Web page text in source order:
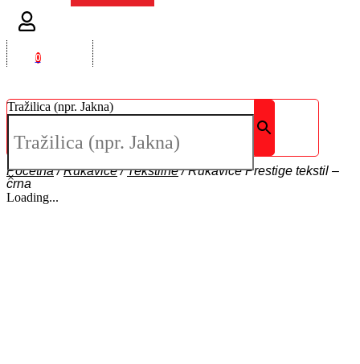
0
Tražilica (npr. Jakna)
×
Početna/Rukavice/Tekstilne/Rukavice Prestige tekstil –
crna
Loading...